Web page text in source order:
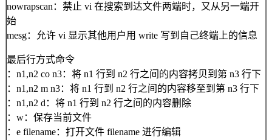
nowrapscan：禁止 vi 在搜索到达文件两端时，又从另一端开
始
mesg：允许 vi 显示其他用户用 write 写到自己终端上的信息
最后行方式命令
：n1,n2 co n3：将 n1 行到 n2 行之间的内容拷贝到第 n3 行下
：n1,n2 m n3：将 n1 行到 n2 行之间的内容移至到第 n3 行下
：n1,n2 d：将 n1 行到 n2 行之间的内容删除
：w：保存当前文件
：e filename：打开文件 filename 进行编辑